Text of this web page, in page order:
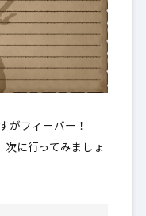
がフィーバー！
に行ってみましょ